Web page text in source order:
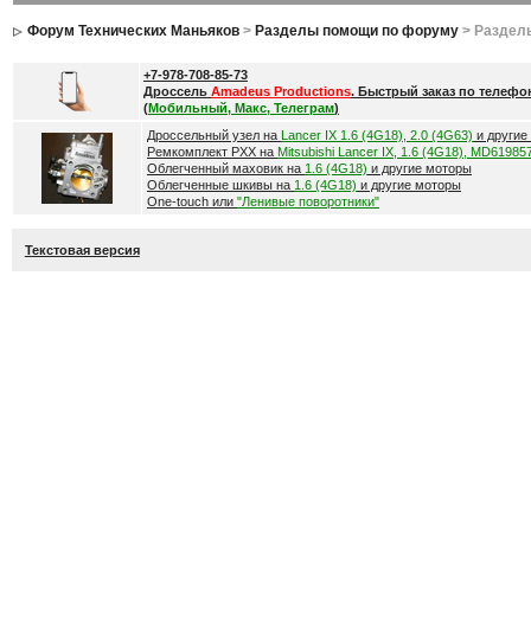
Форум Технических Маньяков> Разделы помощи по форуму>
+7-978-708-85-73
Дроссель Amadeus Productions. Быстрый заказ по
(Мобильный, Макс, Телеграм)
Дроссельный узел на Lancer IX 1.6 (4G18), 2.0 (4G63) и
Ремкомплект РХХ на Mitsubishi Lancer IX, 1.6 (4G18),
Облегченный маховик на 1.6 (4G18) и другие моторы
Облегченные шкивы на 1.6 (4G18) и другие моторы
One-touch или "Ленивые поворотники"
Текстовая версия